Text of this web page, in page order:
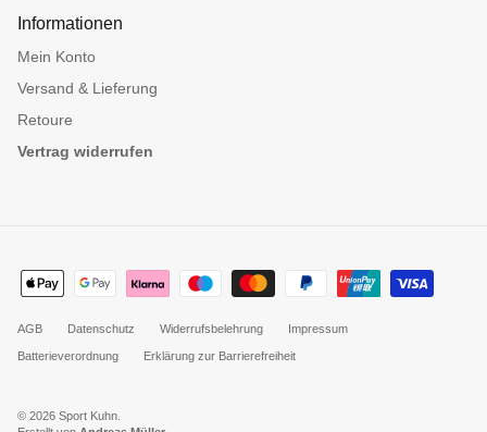
Informationen
Mein Konto
Versand & Lieferung
Retoure
Vertrag widerrufen
AGB Datenschutz Widerrufsbelehrung Impressum
Batterieverordnung Erklärung zur Barrierefreiheit
© 2026 Sport Kuhn